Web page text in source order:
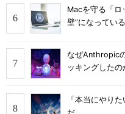
Macを守る「ロ
壁”になっている
なぜAnthropic
ッキングしたの
「本当にやり